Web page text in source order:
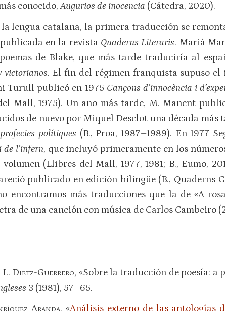
conocido,Augurios de inocencia (Cátedra, 2020).
lengua catalana, la primera traducción se
en la revista Quaderns Literaris. Marià
de Blake, que más tarde traduciría al
victorianos. El fin del régimen franquista supuso
Turull publicó en 1975 Cançons d’innocència i
Mall, 1975). Un año más tarde, M. Manent
de nuevo por Miquel Desclot una década más
polítiques (B., Proa, 1987–1989). En 1977
de l’infern, que incluyó primeramente en los
(Llibres del Mall, 1977, 1981; B., Eumo,
publicado en edición bilingüe (B., Quaderns
encontramos más traducciones que la de «A
de una canción con música de Carlos Cambeiro
Dietz-Guerrero, «Sobre la traducción de poesía: a
3 (1981), 57–65.